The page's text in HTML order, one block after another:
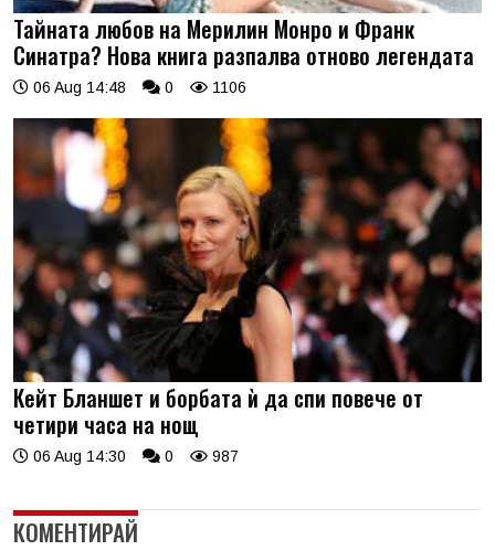
Тайната любов на Мерилин Монро и Франк
Синатра? Нова книга разпалва отново легендата
06 Aug 14:48 0 1106
Кейт Бланшет и борбата ѝ да спи повече от
четири часа на нощ
06 Aug 14:30 0 987
КОМЕНТИРАЙ